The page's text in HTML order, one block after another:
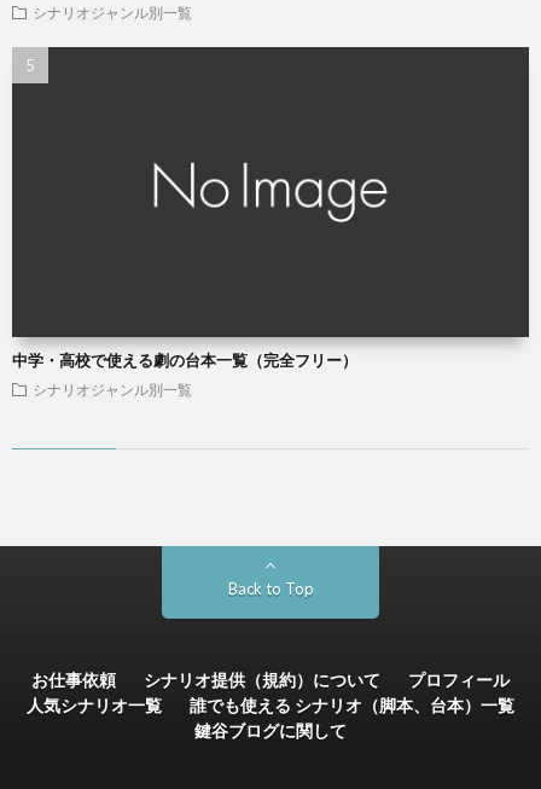
シナリオジャンル別一覧
中学・高校で使える劇の台本一覧（完全フリー）
シナリオジャンル別一覧
Back to Top
お仕事依頼 シナリオ提供（規約）について
プロフィール
人気シナリオ一覧
誰でも使える シナリオ（脚本、台本）一覧
鍵谷ブログに関して